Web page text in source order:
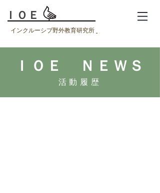
ＩＯＥ
インクルーシブ野外教育研究所
ＩＯＥ ＮＥＷＳ
活動履歴